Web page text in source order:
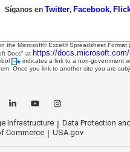
Síganos en Twitter, Facebook,
the Microsoft® Excel® Spreadsheet
Docs" at https://
indicates a link to a non-government
Once you link to another site you are
Infrastructure
Data Protection
Commerce USA.gov